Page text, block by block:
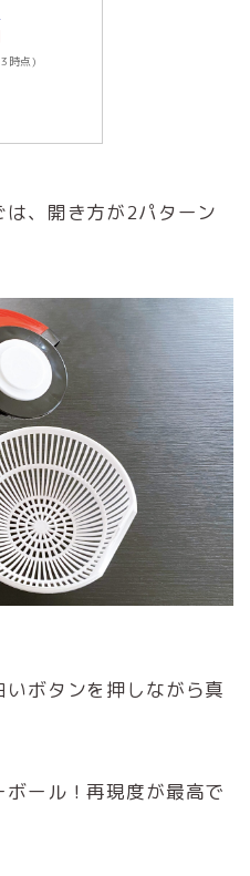
時点)
、開き方が2パターン
ボタンを押しながら真
ール！再現度が最高で